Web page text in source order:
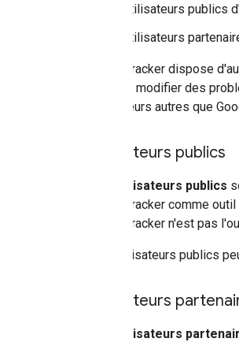
Utilisateurs publics
Utilisateurs
Issue Tracker dispose
créer et modifier des
utilisateurs autres que
Utilisateurs publics
utilisateurs publics
Issue Tracker comme
Issue Tracker n'est pas
Les utilisateurs publics
Utilisateurs
utilisateurs